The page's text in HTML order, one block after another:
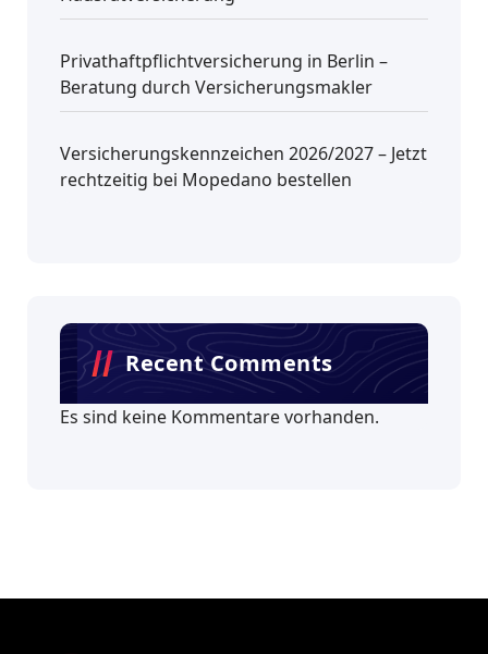
Privathaftpflichtversicherung in Berlin –
Beratung durch Versicherungsmakler
Versicherungskennzeichen 2026/2027 – Jetzt
rechtzeitig bei Mopedano bestellen
Recent Comments
Es sind keine Kommentare vorhanden.